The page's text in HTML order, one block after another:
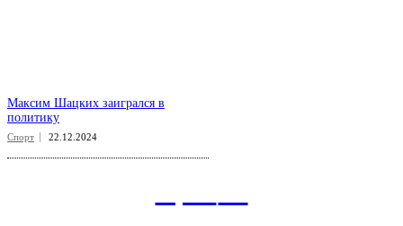
Максим Шацких заигрался в
политику
Спорт 22.12.2024